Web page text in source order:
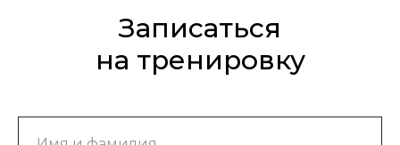
Записаться
на тренировку